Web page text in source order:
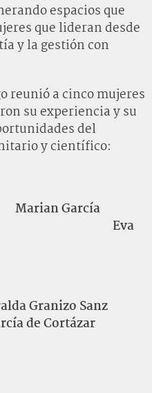
espacios que
que lideran desde
y la gestión con
reunió a cinco mujeres
su experiencia y su
del
y científico:
Eva
Granizo Sanz
de Cortázar